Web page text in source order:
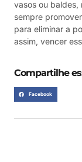
vasos ou baldes,
sempre
para eliminar a
assim, vencer
Compartilhe
Facebook